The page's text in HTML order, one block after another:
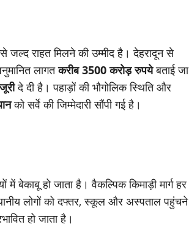
जल्द राहत मिलने की उम्मीद है। देहरादून से
लागतकरीब 3500 करोड़ रुपयेबताई जा
दे दी है। पहाड़ों की भौगोलिक स्थिति और
को सर्वे की जिम्मेदारी सौंपी गई है।
बेकाबू हो जाता है। वैकल्पिक किमाड़ी मार्ग हर
लोगों को दफ्तर, स्कूल और अस्पताल पहुंचने
हो जाता है।